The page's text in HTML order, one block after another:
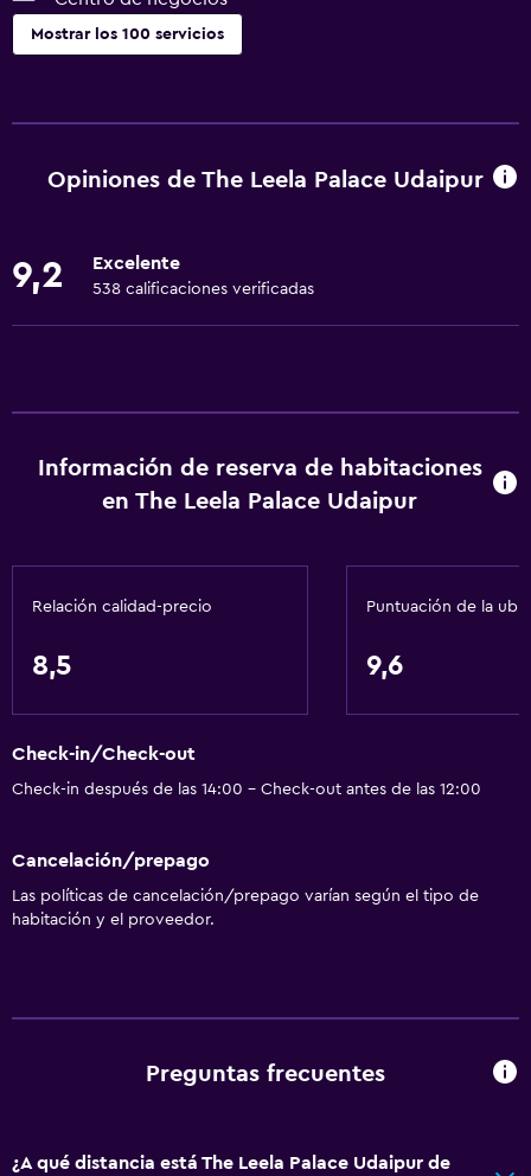
Mostrar los 100 servicios
Centro de negocios
Cambio de divisas
Check-out exprés
Check-in/check-out privado
Botella de agua
Comedor
Almuerzos para llevar
Bar/lounge
Desayuno en la habitación
Opiniones de The Leela Palace Udaipur
9,2 Excelente
538 calificaciones verificadas
Información de reserva de habitaciones
en The Leela Palace Udaipur
Relación calidad-precio
8,5
Puntuación de la
9,6
Check-in/Check-out
Check-in después de las 14:00 - Check-out antes de las 12:00
Cancelación/prepago
Las políticas de cancelación/prepago varían según el tipo de
habitación y el proveedor.
Preguntas frecuentes
¿A qué distancia está The Leela Palace Udaipur de